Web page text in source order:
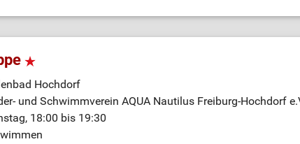
Hochdorf
und Schwimmverein AQUA Nautilus Freiburg-Hochdorf
18:00 bis 19:30